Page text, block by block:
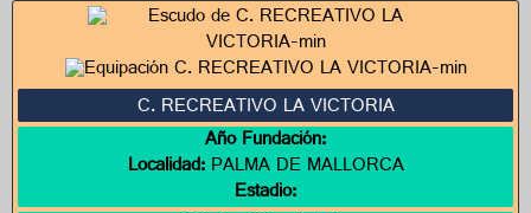
C. RECREATIVO LA VICTORIA
Año Fundación:
Localidad:PALMA DE MALLORCA
Estadio: